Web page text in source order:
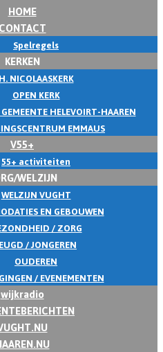
HOME
Spelregels
KERKEN
NICOLAASKERK
OPEN KERK
HELEVOIRT-HAAREN
EMMAUS
V55+
55+ activiteiten
WELZIJN
WELZIJN VUGHT
EN GEBOUWEN
/ ZORG
/ JONGEREN
OUDEREN
/ EVENEMENTEN
wijkradio